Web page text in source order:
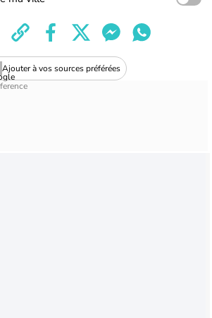
Ajouter à vos sources préférées